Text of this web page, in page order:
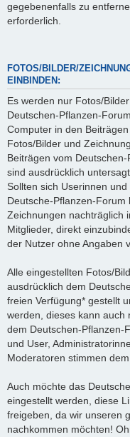
gegebenenfalls zu
erforderlich.
FOTOS/BILDER/
EINBINDEN:
Es werden nur Fotos/
Deutschen-Pflanzen-
Computer in den
Fotos/Bilder und
Beiträgen vom
sind ausdrücklich
Sollten sich Userinnen
Deutsche-Pflanzen-
Zeichnungen nachträglich
Mitglieder, direkt
der Nutzer ohne Angaben
Alle eingestellten Fotos/
ausdrücklich dem
freien Verfügung* gestellt
werden, dieses kann auch
dem Deutschen-Pflanzen-
und User,
Moderatoren stimmen
Auch möchte das
eingestellt werden, diese
freigeben, da wir unseren
nachkommen möchten!